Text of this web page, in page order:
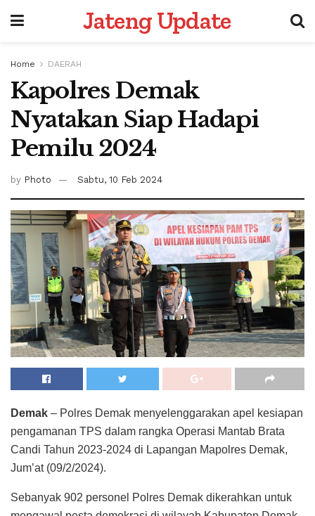
Jateng Update
Home DAERAH
Kapolres Demak
Nyatakan Siap Hadapi
Pemilu 2024
by Photo Sabtu, 10 Feb 2024
Demak – Polres Demak menyelenggarakan apel kesiapan
pengamanan TPS dalam rangka Operasi Mantab Brata
Candi Tahun 2023-2024 di Lapangan Mapolres Demak,
Jum’at (09/2/2024).
Sebanyak 902 personel Polres Demak dikerahkan untuk